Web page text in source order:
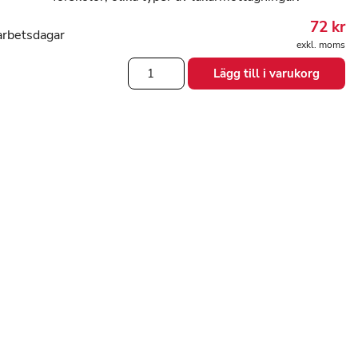
72 kr
exkl. moms
Engångs
Skoskydd
mängd
Lägg till i varukorg